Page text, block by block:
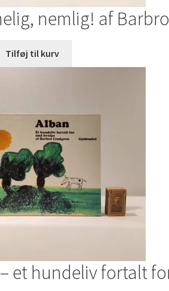
nemlig! af
Tilføj til kurv
et hundeliv fortalt